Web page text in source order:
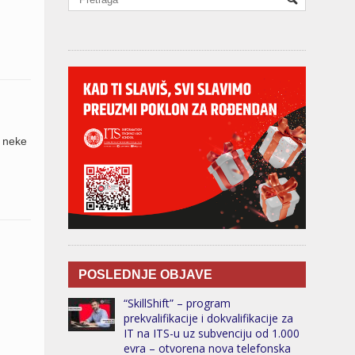
neke
POSLEDNJE OBJAVE
“SkillShift” – program
prekvalifikacije i dokvalifikacije za
IT na ITS-u uz subvenciju od 1.000
evra – otvorena nova telefonska